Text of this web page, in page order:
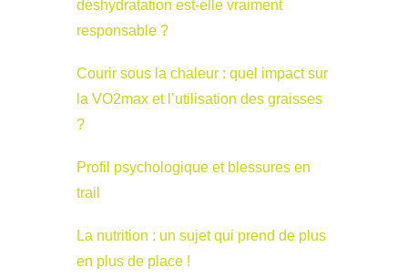
déshydratation est-elle vraiment
responsable ?
Courir sous la chaleur : quel impact sur
la VO2max et l’utilisation des graisses
?
Profil psychologique et blessures en
trail
La nutrition : un sujet qui prend de plus
en plus de place !